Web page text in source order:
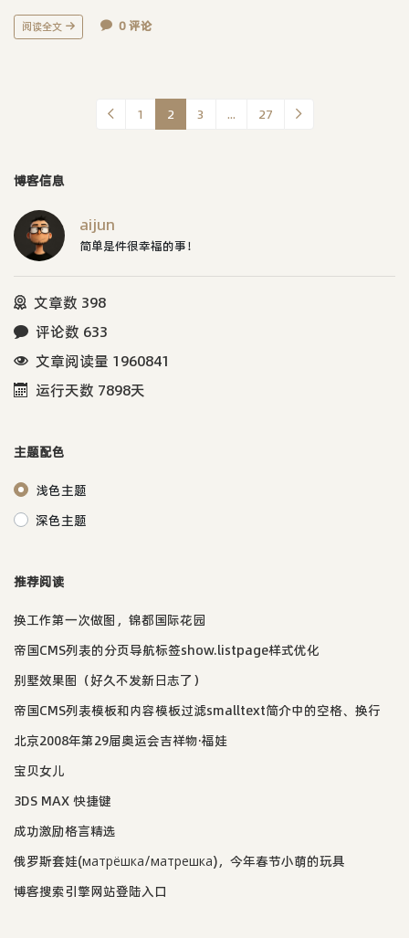
阅读全文 0 评论
1 2 3 ... 27
博客信息
aijun
简单是件很幸福的事！
文章数 398
评论数 633
文章阅读量 1960841
运行天数 7898天
主题配色
浅色主题
深色主题
推荐阅读
换工作第一次做图，锦都国际花园
帝国CMS列表的分页导航标签show.listpage样式优化
别墅效果图（好久不发新日志了）
帝国CMS列表模板和内容模板过滤smalltext简介中的空格、换行
北京2008年第29届奥运会吉祥物·福娃
宝贝女儿
3DS MAX 快捷键
成功激励格言精选
俄罗斯套娃(матрёшка/матрешка)，今年春节小萌的玩具
博客搜索引擎网站登陆入口